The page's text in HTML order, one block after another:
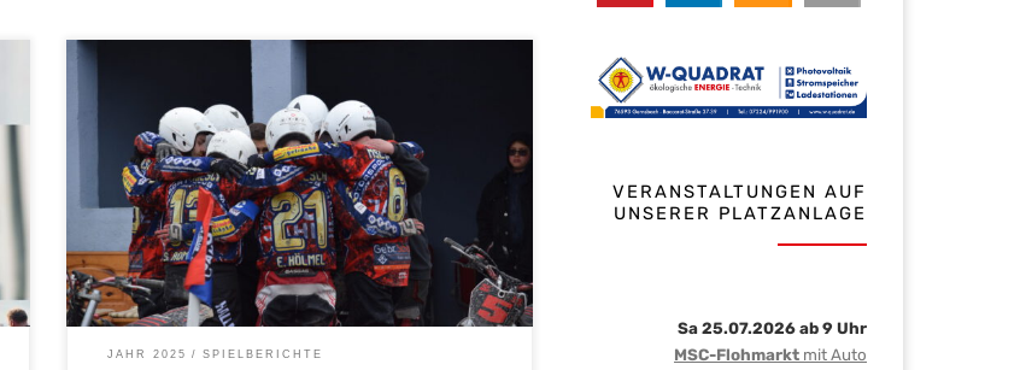
Am Samstag, den 15.03.2025 fand das
Vorbereitungsturnier 2025 auf unserem heimischen
Gelände in Malsch statt. Die Mannschaften des MBC
Kierspe, des 1. MBC 70/90 Halle und des MBC Robion
fanden sich um 10 Uhr in Malsch zusammen und waren
voller Vorfreude auf ein spannendes Turnier. Der Platz ließ
in den […]
JAHR 2025 SPIELBERICHTE
VERANSTALTUNGEN AUF
UNSERER PLATZANLAGE
Sa 25.07.2026 ab 9 Uhr
MSC-Flohmarkt mit Auto